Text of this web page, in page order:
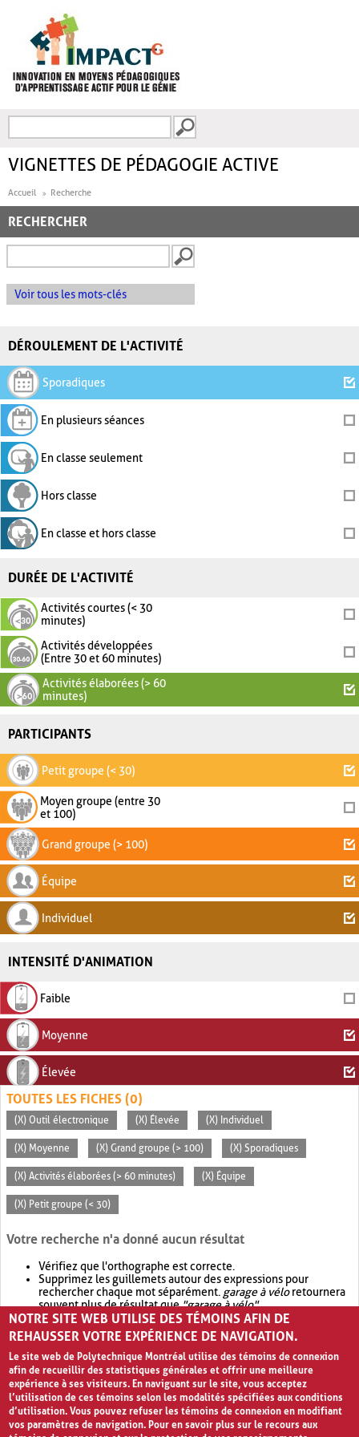
FORMULAIRE DE
VIGNETTES DE PÉDAGOGIE ACTIVE
Accueil Recherche
RECHERCHER
Voir tous les mots-clés
DÉROULEMENT DE L'ACTIVITÉ
Sporadiques
En plusieurs séances
En classe seulement
Hors classe
En classe et hors classe
DURÉE DE L'ACTIVITÉ
Activités courtes (< 30
minutes)
Activités développées
(Entre 30 et 60 minutes)
Activités élaborées (> 60
minutes)
PARTICIPANTS
Petit groupe (< 30)
Moyen groupe (entre 30
et 100)
Grand groupe (> 100)
Équipe
Individuel
INTENSITÉ D'ANIMATION
Faible
Moyenne
Élevée
TOUTES LES FICHES (0)
(X) Outil électronique (X) Élevée (X) Individuel
(X) Moyenne (X) Grand groupe (> 100) (X) Sporadiques
(X) Activités élaborées (> 60 minutes) (X) Équipe
(X) Petit groupe (< 30)
Votre recherche n'a donné aucun résultat
Vérifiez que l'orthographe est correcte.
Supprimez les guillemets autour des expressions pour
rechercher chaque mot séparément. garage à véloretournera
souvent plus de résultat que"garage à vélo".
Envisagez d'élargir votre recherche avec OR.garage OR vélo
retournera souvent plus de résultat quegarage à vélo
NOTRE SITE WEB UTILISE DES TÉMOINS AFIN DE
REHAUSSER VOTRE EXPÉRIENCE DE NAVIGATION.
Le site web de Polytechnique Montréal utilise des témoins de connexion
afin de recueillir des statistiques générales et offrir une meilleure
expérience à ses visiteurs. En naviguant sur le site, vous acceptez
l’utilisation de ces témoins selon les modalités spécifiées aux conditions
d’utilisation. Vous pouvez refuser les témoins de connexion en modifiant
vos paramètres de navigation. Pour en savoir plus sur le recours aux